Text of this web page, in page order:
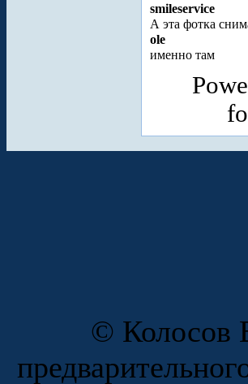
smileservice
А эта фотка
ole
именно там
© Колосов